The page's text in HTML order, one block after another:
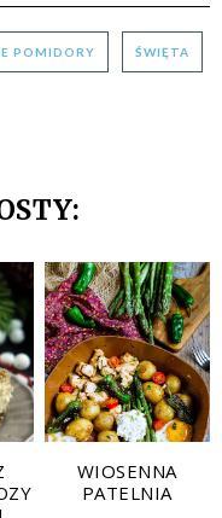
POMIDORY ŚWIĘTA
WIOSENNA
PATELNIA